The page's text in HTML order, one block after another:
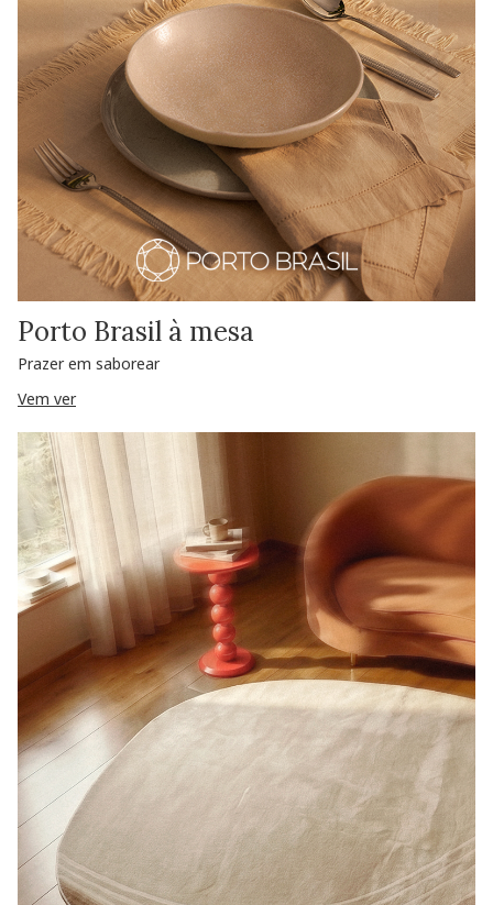
Porto Brasil à mesa
Prazer em saborear
Vem ver